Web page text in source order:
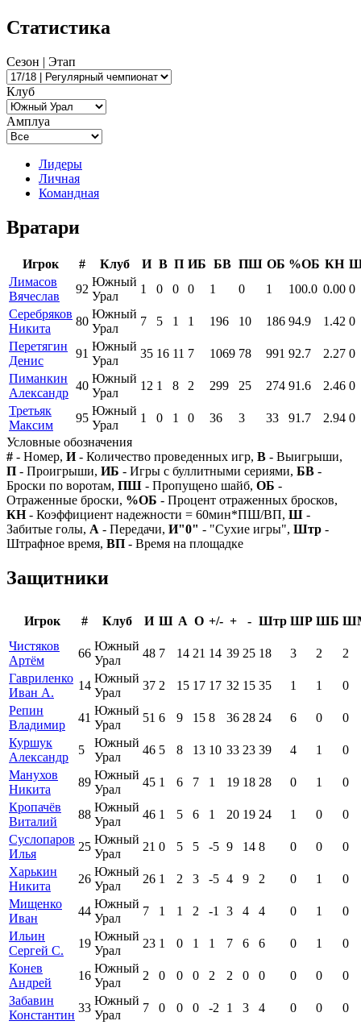
Статистика
Сезон | Этап
Клуб
Амплуа
Лидеры
Личная
Командная
Вратари
Игрок # Клуб И В П ИБ БВ ПШ ОБ %ОБ КН
Лимасов
Вячеслав
92
Южный
Урал
1 0 0 0 1 0 1 100.0 0.00 0
Серебряков
Никита
80
Южный
Урал
7 5 1 1 196 10 186 94.9 1.42 0
Перетягин
Денис
91
Южный
Урал
35 16 11 7 1069 78 991 92.7 2.27 0
Пиманкин
Александр
40
Южный
Урал
12 1 8 2 299 25 274 91.6 2.46 0
Третьяк
Максим
95
Южный
Урал
1 0 1 0 36 3 33 91.7 2.94 0
Условные обозначения
# - Номер, И- Количество проведенных игр, В - Выигрыши,
П - Проигрыши, ИБ - Игры с буллитными сериями, БВ -
Броски по воротам, ПШ - Пропущено шайб, ОБ -
Отраженные броски, %ОБ - Процент отраженных бросков,
КН- Коэффициент надежности = 60мин*ПШ/ВП, Ш -
Забитые голы, А - Передачи, И"0" - "Сухие игры", Штр -
Штрафное время, ВП - Время на площадке
Защитники
Игрок # Клуб И Ш А О +/- + - Штр ШР ШБ
Чистяков
Артём
66
Южный
Урал
48 7 14 21 14 39 25 18 3 2
2
Гавриленко
Иван А.
14
Южный
Урал
37 2 15 17 17 32 15 35 1 1
0
Репин
Владимир
41
Южный
Урал
51 6 9 15 8 36 28 24 6 0
0
Куршук
Александр
5
Южный
Урал
46 5 8 13 10 33 23 39 4 1
0
Манухов
Никита
89
Южный
Урал
45 1 6 7 1 19 18 28 0 1
0
Кропачёв
Виталий
88
Южный
Урал
46 1 5 6 1 20 19 24 1 0
0
Суслопаров
Илья
25
Южный
Урал
21 0 5 5 -5 9 14 8 0 0
0
Харькин
Никита
26
Южный
Урал
26 1 2 3 -5 4 9 2 0 1
0
Мищенко
Иван
44
Южный
Урал
7 1 1 2 -1 3 4 4 0 1
0
Ильин
Сергей С.
19
Южный
Урал
23 1 0 1 1 7 6 6 0 1
0
Конев
Андрей
16
Южный
Урал
2 0 0 0 2 2 0 0 0 0
0
Забавин
Константин
33
Южный
Урал
7 0 0 0 -2 1 3 4 0 0
0